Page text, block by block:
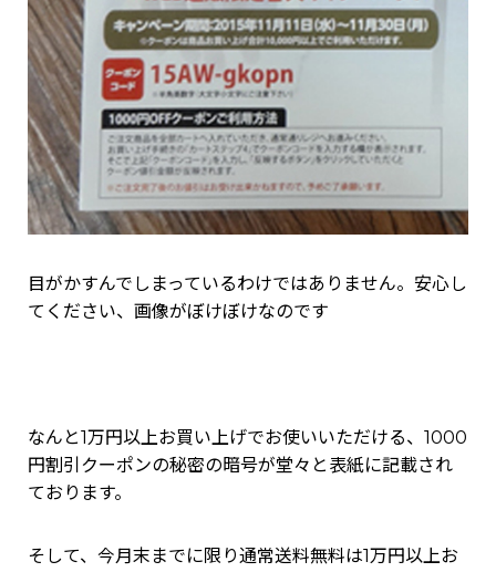
目がかすんでしまっているわけではありません。安心し
てください、画像がぼけぼけなのです
なんと1万円以上お買い上げでお使いいただける、1000
円割引クーポンの秘密の暗号が堂々と表紙に記載され
ております。
そして、今月末までに限り通常送料無料は1万円以上お